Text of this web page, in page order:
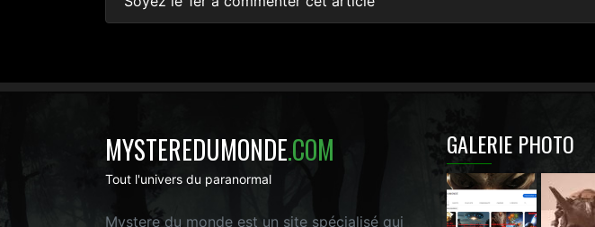
MYSTEREDUMONDE.COM
Tout l'univers du paranormal
Mystere du monde est un site spécialisé qui
GALERIE PHOTO